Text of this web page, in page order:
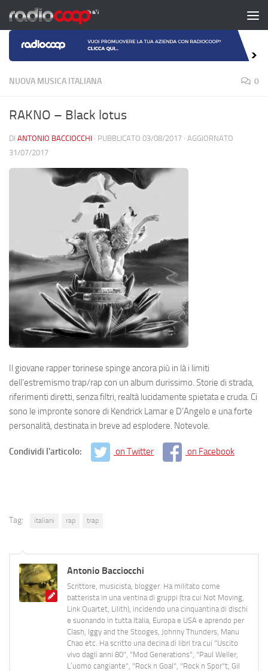
Salta al contenuto
NUOVA MUSICA ITALIANA 0
RAKNO – Black lotus
DI ANTONIO BACCIOCCHI · PUBBLICATO 03/08/2017 · AGGIORNATO
31/07/2017
Il giovane rapper torinese spinge ancora più in là i limiti
dell’estremismo trap/rap con un album durissimo. Storie di strada,
riferimenti diretti, senza filtri, realtà lucidamente spietata e cruda. Ci
sono le impronte sonore di Kendrick Lamar e D’Angelo e una forte
personalità, destinata in breve ad esplodere. Notevole.
Condividi l'articolo: on Twitter on Facebook
Tag: italiani rap trap
Antonio Bacciocchi
Scrittore, musicista, blogger. Ha militato come
batterista in una ventina di gruppi (tra cui Not Moving,
Link Quartet, Lilith), incidendo una cinquantina di dischi
e suonando in tutta Italia, Europa e USA e aprendo per
Clash, Iggy and the Stooges, Johnny Thunders, Manu
Chao etc. Ha scritto una decina di libri tra cui "Uscito
vivo dagli anni 80", "Mod Generations", "Paul Weller,
L’uomo cangiante", "Rock n Goal", "Rock n Spor"t, Gil